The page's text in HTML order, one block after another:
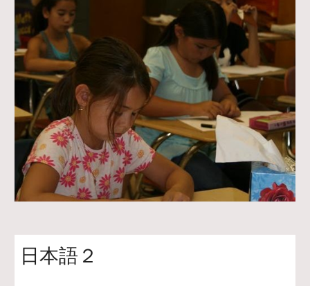
日本語２